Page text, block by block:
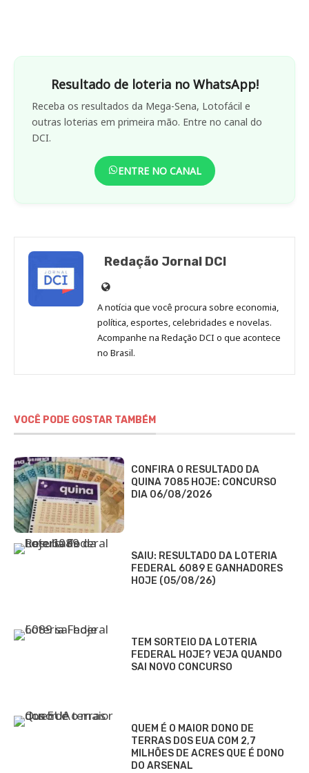
Resultado de loteria no WhatsApp!
Receba os resultados da Mega-Sena, Lotofácil e
outras loterias em primeira mão. Entre no canal do
DCI.
ENTRE NO CANAL
Redação Jornal DCI
Site
de
Redação
Jornal
DCI
A notícia que você procura sobre economia,
política, esportes, celebridades e novelas.
Acompanhe na Redação DCI o que acontece
no Brasil.
VOCÊ PODE GOSTAR TAMBÉM
CONFIRA O RESULTADO DA
QUINA 7085 HOJE: CONCURSO
DIA 06/08/2026
SAIU: RESULTADO DA LOTERIA
FEDERAL 6089 E GANHADORES
HOJE (05/08/26)
TEM SORTEIO DA LOTERIA
FEDERAL HOJE? VEJA QUANDO
SAI NOVO CONCURSO
QUEM É O MAIOR DONO DE
TERRAS DOS EUA COM 2,7
MILHÕES DE ACRES QUE É DONO
DO ARSENAL